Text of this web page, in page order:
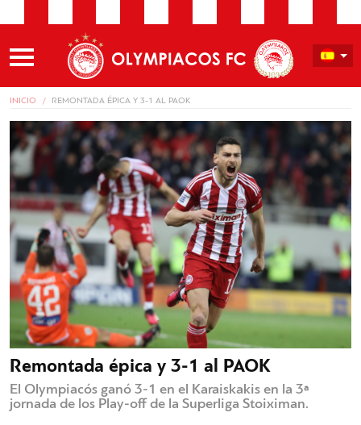
INICIO REMONTADA ÉPICA Y 3-1 AL PAOK
Remontada épica y 3-1 al PAOK
El Olympiacós ganó 3-1 en el Karaiskakis en la 3ª
jornada de los Play-off de la Superliga Stoiximan.